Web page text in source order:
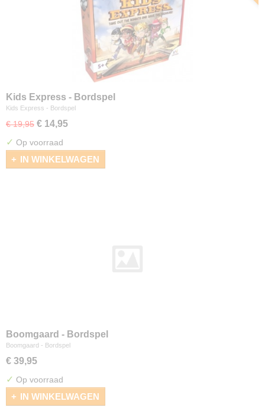
Kids Express - Bordspel
Kids Express - Bordspel
€ 19,95 € 14,95
✓ Op voorraad
IN WINKELWAGEN
Boomgaard - Bordspel
Boomgaard - Bordspel
€ 39,95
✓ Op voorraad
IN WINKELWAGEN